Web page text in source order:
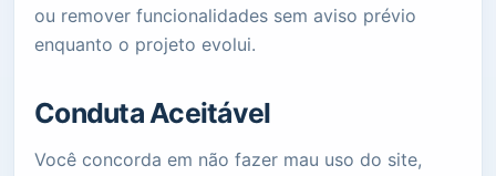
ou remover funcionalidades sem aviso prévio
enquanto o projeto evolui.
Conduta Aceitável
Você concorda em não fazer mau uso do site,